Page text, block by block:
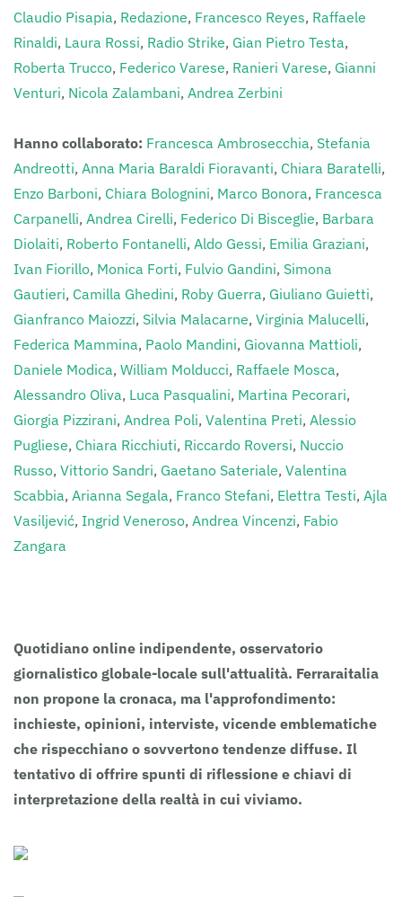
Claudio Pisapia, Redazione, Francesco Reyes, Raffaele
Rinaldi, Laura Rossi, Radio Strike, Gian Pietro Testa,
Roberta Trucco, Federico Varese, Ranieri Varese, Gianni
Venturi, Nicola Zalambani, Andrea Zerbini
Hanno collaborato: Francesca Ambrosecchia, Stefania
Andreotti, Anna Maria Baraldi Fioravanti, Chiara Baratelli,
Enzo Barboni, Chiara Bolognini, Marco Bonora, Francesca
Carpanelli, Andrea Cirelli, Federico Di Bisceglie, Barbara
Diolaiti, Roberto Fontanelli, Aldo Gessi, Emilia Graziani,
Ivan Fiorillo, Monica Forti, Fulvio Gandini, Simona
Gautieri, Camilla Ghedini, Roby Guerra, Giuliano Guietti,
Gianfranco Maiozzi, Silvia Malacarne, Virginia Malucelli,
Federica Mammina, Paolo Mandini, Giovanna Mattioli,
Daniele Modica, William Molducci, Raffaele Mosca,
Alessandro Oliva, Luca Pasqualini, Martina Pecorari,
Giorgia Pizzirani, Andrea Poli, Valentina Preti, Alessio
Pugliese, Chiara Ricchiuti, Riccardo Roversi, Nuccio
Russo, Vittorio Sandri, Gaetano Sateriale, Valentina
Scabbia, Arianna Segala, Franco Stefani, Elettra Testi, Ajla
Vasiljević, Ingrid Veneroso, Andrea Vincenzi, Fabio
Zangara
Quotidiano online indipendente, osservatorio
giornalistico globale-locale sull'attualità. Ferraraitalia
non propone la cronaca, ma l'approfondimento:
inchieste, opinioni, interviste, vicende emblematiche
che rispecchiano o sovvertono tendenze diffuse. Il
tentativo di offrire spunti di riflessione e chiavi di
interpretazione della realtà in cui viviamo.